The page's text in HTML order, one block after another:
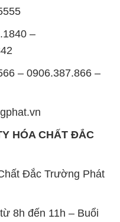
–
– 0906.387.866 –
HÓA CHẤT ĐẮC
Đắc Trường Phát
8h đến 11h – Buổi